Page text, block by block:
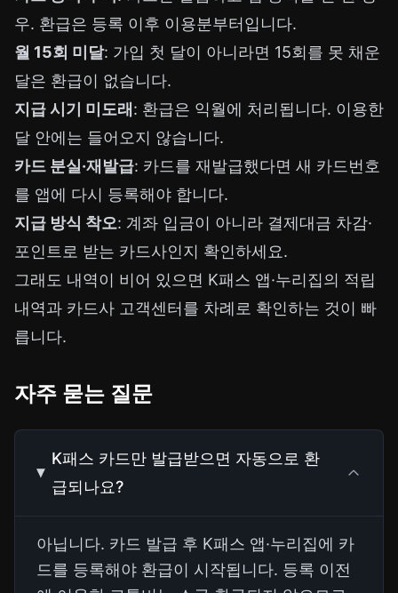
우. 환급은 등록 이후 이용분부터입니다.
월 15회 미달: 가입 첫 달이 아니라면 15회를 못 채운
달은 환급이 없습니다.
지급 시기 미도래 : 환급은 익월에 처리됩니다. 이용한
달 안에는 들어오지 않습니다.
카드 분실·재발급: 카드를 재발급했다면 새 카드번호
를 앱에 다시 등록해야 합니다.
지급 방식 착오: 계좌 입금이 아니라 결제대금 차감·
포인트로 받는 카드사인지 확인하세요.
그래도 내역이 비어 있으면 K패스 앱·누리집의 적립
내역과 카드사 고객센터를 차례로 확인하는 것이 빠
릅니다.
자주 묻는 질문
K패스 카드만 발급받으면 자동으로 환
급되나요?
아닙니다. 카드 발급 후 K패스 앱·누리집에 카
드를 등록해야 환급이 시작됩니다. 등록 이전